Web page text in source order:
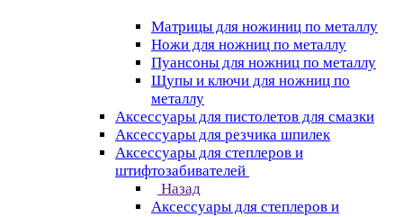
Матрицы для ножиниц по металлу
Ножи для ножниц по металлу
Пуансоны для ножниц по металлу
Щупы и ключи для ножниц по
металлу
Аксессуары для пистолетов для смазки
Аксессуары для резчика шпилек
Аксессуары для степлеров и
штифтозабивателей
Назад
Аксессуары для степлеров и